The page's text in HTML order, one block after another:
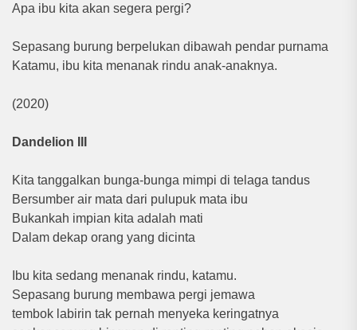
Apa ibu kita akan segera pergi?
Sepasang burung berpelukan dibawah pendar purnama
Katamu, ibu kita menanak rindu anak-anaknya.
(2020)
Dandelion III
Kita tanggalkan bunga-bunga mimpi di telaga tandus
Bersumber air mata dari pulupuk mata ibu
Bukankah impian kita adalah mati
Dalam dekap orang yang dicinta
Ibu kita sedang menanak rindu, katamu.
Sepasang burung membawa pergi jemawa
tembok labirin tak pernah menyeka keringatnya